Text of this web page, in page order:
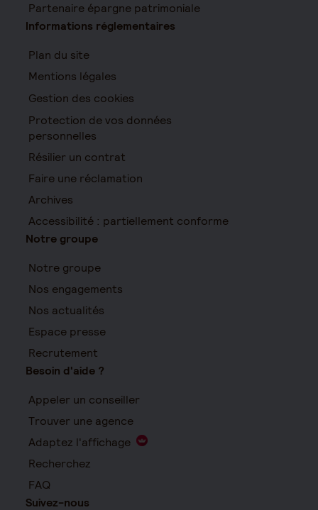
Partenaire épargne patrimoniale
Informations réglementaires
Plan du site
Mentions légales
Gestion des cookies
Protection de vos données
personnelles
Résilier un contrat
Faire une réclamation
Archives
Accessibilité : partiellement conforme
Notre groupe
Notre groupe
Nos engagements
Nos actualités
Espace presse
Recrutement
Besoin d'aide ?
Appeler un conseiller
Trouver une agence
Adaptez l'affichage
Recherchez
FAQ
Suivez-nous